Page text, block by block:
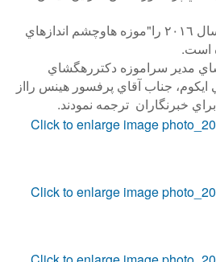
سازمان جهاني موزه ها،سال ٢٠١٦ را"موزه هاوچشم اندازهاي
است.
مدير سراموزه دكتررهگشاي
ايكوم، جناب آقاي پرفسور هينس رااز
خبرنگاران ترجمه نمودند.